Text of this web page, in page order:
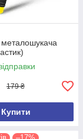
металошукача
179 ₴
Купити